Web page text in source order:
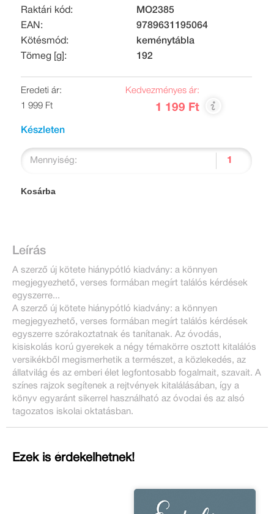
Raktári kód:
MO2385
EAN:
9789631195064
Kötésmód:
keménytábla
Tömeg [g]:
192
Eredeti ár:
1 999 Ft
Kedvezményes ár:
1 199 Ft
Készleten
Mennyiség:
Kosárba
Leírás
A szerző új kötete hiánypótló kiadvány: a könnyen
megjegyezhető, verses formában megírt találós kérdések
egyszerre...
A szerző új kötete hiánypótló kiadvány: a könnyen
megjegyezhető, verses formában megírt találós kérdések
egyszerre szórakoztatnak és tanítanak. Az óvodás,
kisiskolás korú gyerekek a négy témakörre osztott kitalálós
versikékből megismerhetik a természet, a közlekedés, az
állatvilág és az emberi élet legfontosabb fogalmait, szavait. A
színes rajzok segítenek a rejtvények kitalálásában, így a
könyv egyaránt sikerrel használható az óvodai és az alsó
tagozatos iskolai oktatásban.
Ezek is érdekelhetnek!